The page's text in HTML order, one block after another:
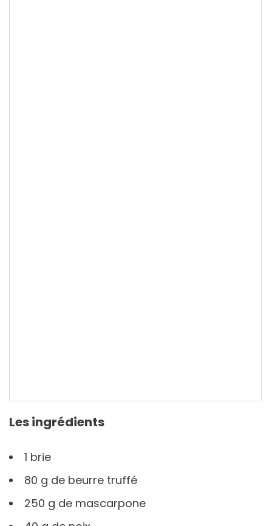
Les ingrédients
1 brie
80 g de beurre truffé
250 g de mascarpone